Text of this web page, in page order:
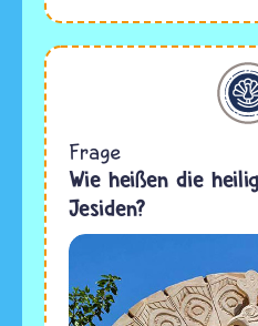
Jesidentum
Frage
Wie heißen die
Jesiden?